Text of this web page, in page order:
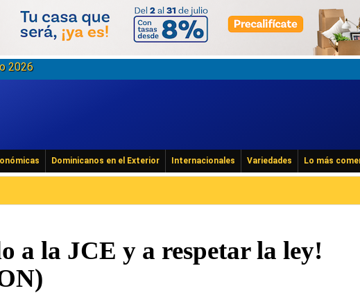
2026
Dominicanos en el Exterior Internacionales Variedades Lo más
a la JCE y a respetar la ley!